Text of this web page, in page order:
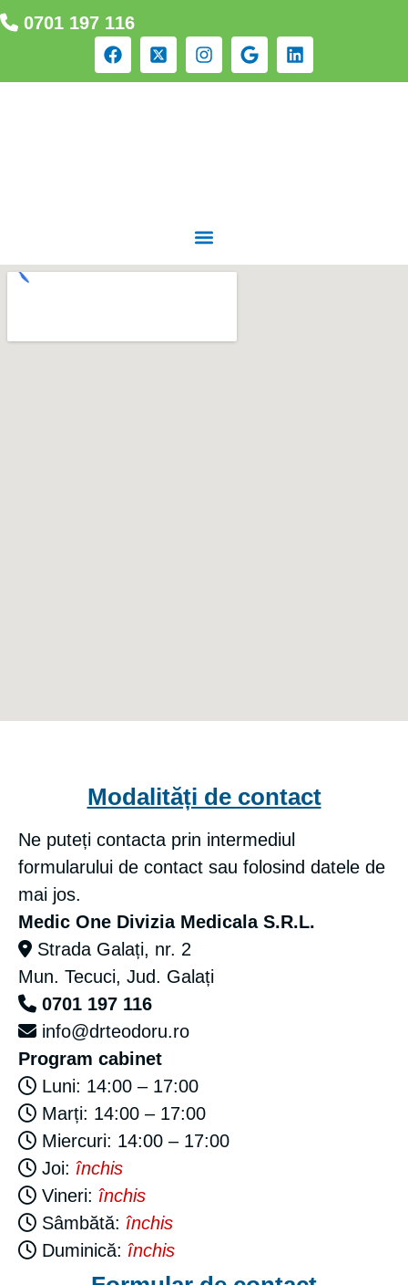
0701 197 116
Modalități de contact
Ne puteți contacta prin intermediul
formularului de contact sau folosind datele de
mai jos.
Medic One Divizia Medicala S.R.L.
Strada Galați, nr. 2
Mun. Tecuci, Jud. Galați
0701 197 116
info@drteodoru.ro
Program cabinet
Luni: 14:00 – 17:00
Marți: 14:00 – 17:00
Miercuri: 14:00 – 17:00
Joi: închis
Vineri: închis
Sâmbătă: închis
Duminică: închis